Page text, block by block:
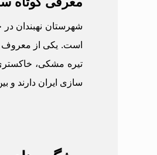
شهرستان نهبندان
است. یکی از معروف
تیره مشکی،
سازی ایران دارند و